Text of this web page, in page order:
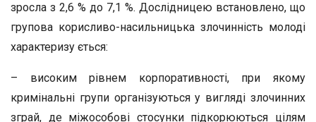
зросла з 2,6 % до 7,1 %. Дослідницею встановлено, що
групова корисливо-насильницька злочинність молоді
характеризу ється:
– високим рівнем корпоративності, при якому
кримінальні групи організуються у вигляді злочинних
зграй, де міжособові стосунки підкорюються цілям